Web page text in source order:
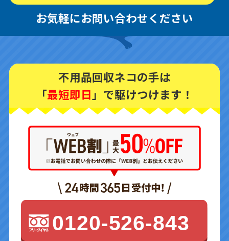
お気軽にお問い合わせください
不用品回収ネコの手は
「最短即日 」で駆けつけます！
0120-526-843